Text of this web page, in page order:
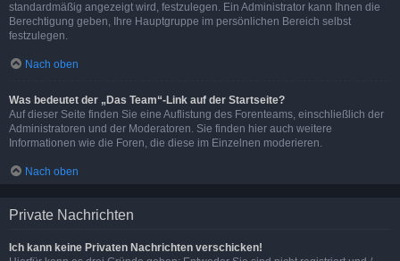
standardmäßig angezeigt wird, festzulegen. Ein Administrator kann Ihnen die
Berechtigung geben, Ihre Hauptgruppe im persönlichen Bereich selbst
festzulegen.
Nach oben
Was bedeutet der „Das Team“-Link auf der Startseite?
Auf dieser Seite finden Sie eine Auflistung des Forenteams, einschließlich der
Administratoren und der Moderatoren. Sie finden hier auch weitere
Informationen wie die Foren, die diese im Einzelnen moderieren.
Nach oben
Private Nachrichten
Ich kann keine Privaten Nachrichten verschicken!